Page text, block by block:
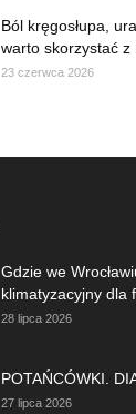
Ból kręgosłupa,
warto skorzystać z
23 czerwca 2026
Gdzie we
klimatyzacyjny dla
28 lipca 2026
POTAŃCÓWKI.
27 lipca 2026